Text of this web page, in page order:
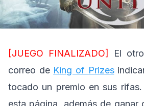
[JUEGO FINALIZADO]
El
correo de King of Prizes
tocado un premio en sus
esta página, además de ganar